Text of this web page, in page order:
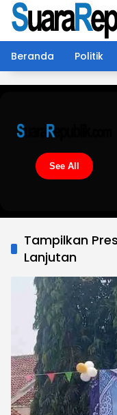
Langsung
konten
Beranda
Politik
See All
Tampilkan
Lanjutan